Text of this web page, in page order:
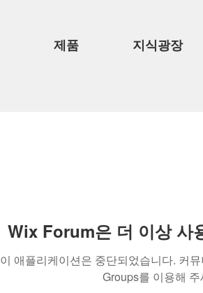
제품 지식광장
Wix Forum은 더 이상 사
이 애플리케이션은 중단되었습니다. 커
Groups를 이용해 주